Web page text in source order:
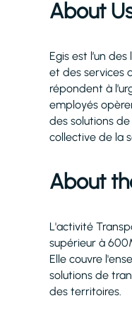
About
Egis est l’un
et des services
répondent à
employés
des solutions
collective de la
About
L'activité
supérieur à
Elle couvre
solutions de
des territoires.